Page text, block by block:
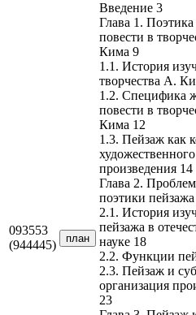
093553
(944445)
план
Введение 3
Глава 1.
повести в
Кима 9
1.1. История
творчества А.
1.2. Специфика
повести в
Кима 12
1.3. Пейзаж как
произведения 14
Глава 2.
поэтики
2.1. История
пейзажа в
науке 18
2.2. Функции
2.3. Пейзаж и
организация
23